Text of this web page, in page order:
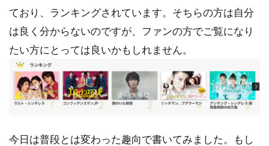
ており、ランキングされています。そちらの方は自分
は良く分からないのですが、ファンの方でご覧になり
たい方にとっては良いかもしれません。
今日は普段とは変わった趣向で書いてみました。もし